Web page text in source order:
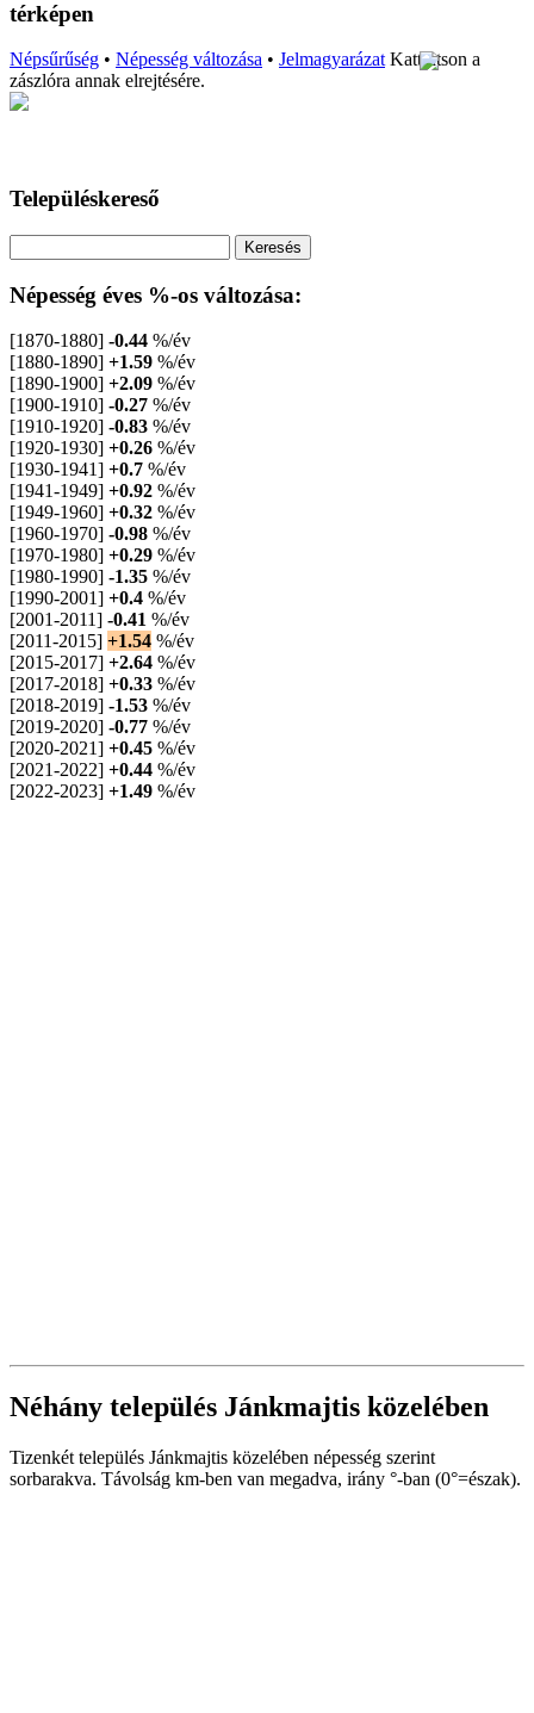
térképen
Népsűrűség • Népesség változása • JelmagyarázatKattintson a
zászlóra annak elrejtésére.
Településkereső
Népesség éves %-os változása:
[1870-1880] -0.44 %/év
[1880-1890] +1.59 %/év
[1890-1900] +2.09 %/év
[1900-1910] -0.27 %/év
[1910-1920] -0.83 %/év
[1920-1930] +0.26 %/év
[1930-1941] +0.7 %/év
[1941-1949] +0.92 %/év
[1949-1960] +0.32 %/év
[1960-1970] -0.98 %/év
[1970-1980] +0.29 %/év
[1980-1990] -1.35 %/év
[1990-2001] +0.4 %/év
[2001-2011] -0.41 %/év
[2011-2015] +1.54 %/év
[2015-2017] +2.64 %/év
[2017-2018] +0.33 %/év
[2018-2019] -1.53 %/év
[2019-2020] -0.77 %/év
[2020-2021] +0.45 %/év
[2021-2022] +0.44 %/év
[2022-2023] +1.49 %/év
Néhány település Jánkmajtis közelében
Tizenkét település Jánkmajtis közelében népesség szerint
sorbarakva. Távolság km-ben van megadva, irány °-ban (0°=észak).